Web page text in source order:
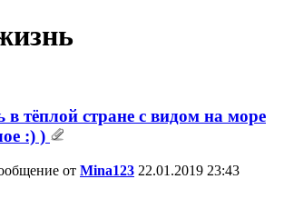
тёплой стране с видом на море
:) )
от Mina123 22.01.2019 23:43